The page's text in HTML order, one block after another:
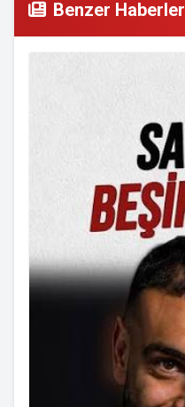
Benzer Haberler